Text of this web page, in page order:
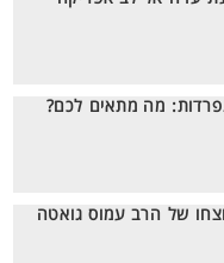
מה מתאים לכם?
של הרב עמוס גואטה